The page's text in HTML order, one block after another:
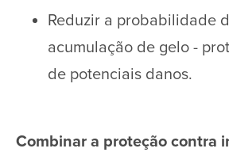
Reduzir a probabilidade
acumulação de gelo -
de potenciais danos.
Combinar a proteção contra